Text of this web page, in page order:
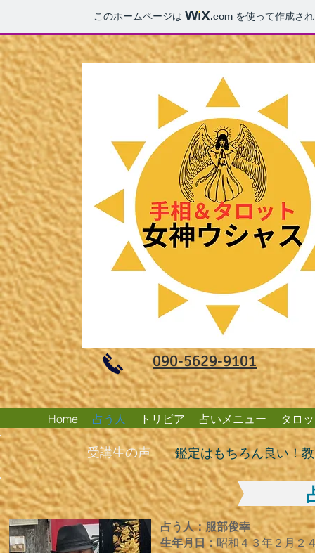
このホームページは .com を使って作成さ
​090‐5629‐9101
Home 占う人 トリビア 占いメニュー タロ
​受講生の声 鑑定はもちろん良い！
占う人：服部俊幸
生年月日：昭和４３年２月２